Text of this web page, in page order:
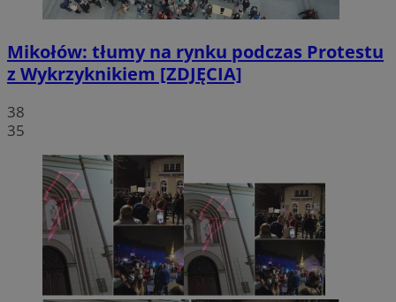
Mikołów: tłumy na rynku podczas Protestu
z Wykrzyknikiem [ZDJĘCIA]
38
35